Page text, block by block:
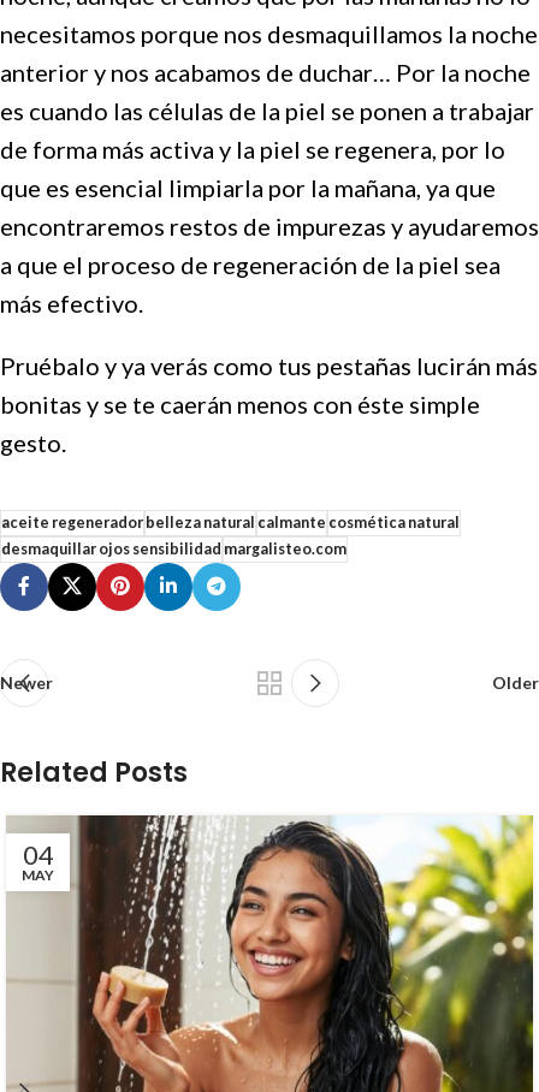
necesitamos porque nos desmaquillamos la noche
anterior y nos acabamos de duchar… Por la noche
es cuando las células de la piel se ponen a trabajar
de forma más activa y la piel se regenera, por lo
que es esencial limpiarla por la mañana, ya que
encontraremos restos de impurezas y ayudaremos
a que el proceso de regeneración de la piel sea
más efectivo.
Pruébalo y ya verás como tus pestañas lucirán más
bonitas y se te caerán menos con éste simple
gesto.
aceite regeneradorbelleza natural calmante cosmética natural
desmaquillar ojos sensibilidad margalisteo.com
Newer Older
Related Posts
04
MAY